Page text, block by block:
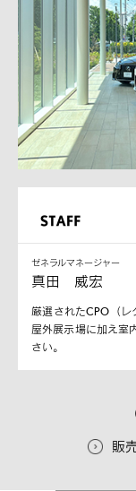
ゼネラルマネージャー
真田 威宏
厳選されたCPO（レ
屋外展示場に加え室
さい。
販